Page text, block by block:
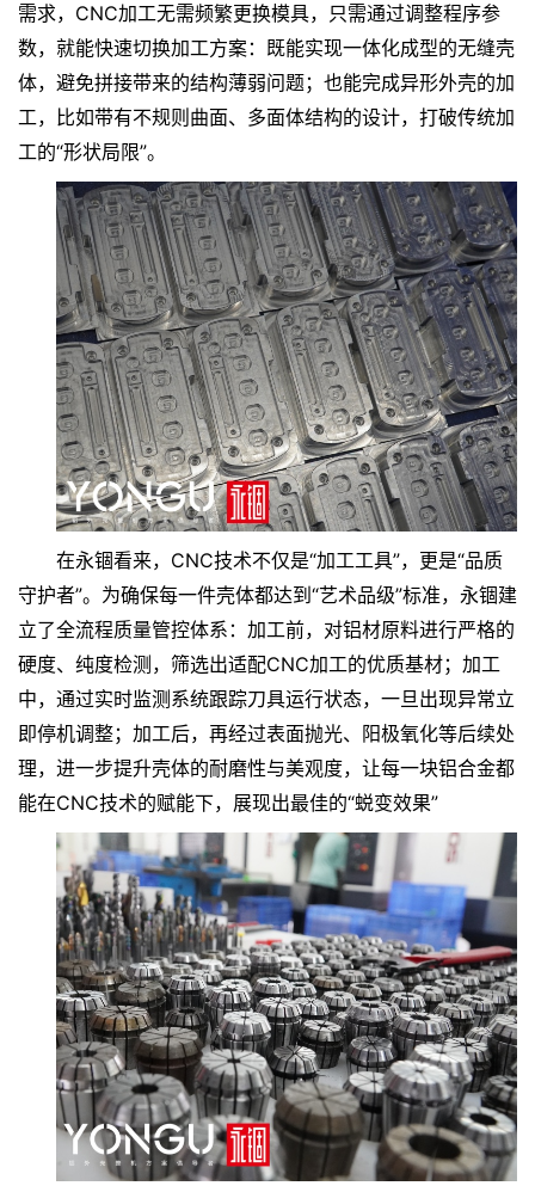
需求，CNC加工无需频繁更换模具，只需通过调整程序参
数，就能快速切换加工方案：既能实现一体化成型的无缝壳
体，避免拼接带来的结构薄弱问题；也能完成异形外壳的加
工，比如带有不规则曲面、多面体结构的设计，打破传统加
工的“形状局限”。
在永锢看来， CNC技术不仅是“加工工具”，更是“品质
守护者”。为确保每一件壳体都达到“艺术品级”标准，永锢建
立了全流程质量管控体系：加工前，对铝材原料进行严格的
硬度、纯度检测，筛选出适配CNC加工的优质基材；加工
中，通过实时监测系统跟踪刀具运行状态，一旦出现异常立
即停机调整；加工后，再经过表面抛光、阳极氧化等后续处
理，进一步提升壳体的耐磨性与美观度，让每一块铝合金都
能在CNC技术的赋能下，展现出最佳的“蜕变效果”